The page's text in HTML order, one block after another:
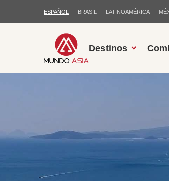
ESPAÑOL BRASIL LATINOAMÉRICA
Destinos